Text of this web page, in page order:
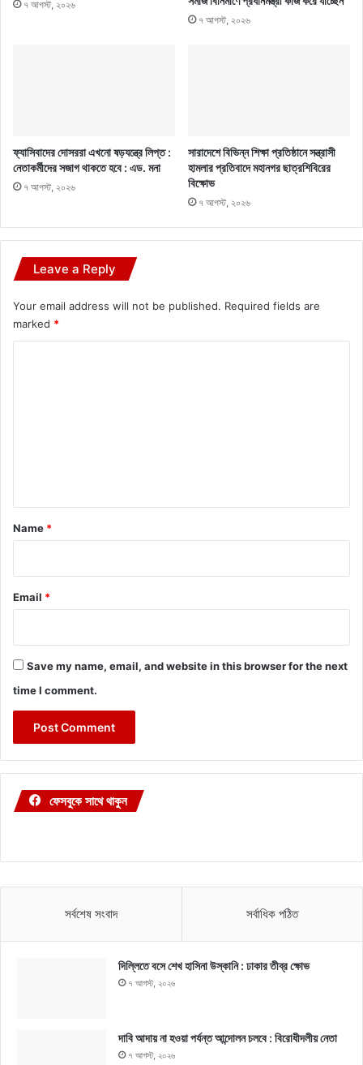
৭ আগস্ট, ২০২৬
৭ আগস্ট, ২০২৬
ফ্যাসিবাদের দোসররা এখনো ষড়যন্ত্রে লিপ্ত :
নেতাকর্মীদের সজাগ থাকতে হবে : এড. মনা
৭ আগস্ট, ২০২৬
সারাদেশে বিভিন্ন শিক্ষা প্রতিষ্ঠানে সন্ত্রাসী
হামলার প্রতিবাদে মহানগর ছাত্রশিবিরের
বিক্ষোভ
৭ আগস্ট, ২০২৬
Leave a Reply
Your email address will not be published. Required fields are
marked *
*
Name *
Email *
Save my name, email, and website in this browser for the next
time I comment.
ফেসবুকে সাথে থাকুন
সর্বশেষ সংবাদ সর্বাধিক পঠিত
দিল্লিতে বসে শেখ হাসিনা উস্কানি : ঢাকার তীব্র ক্ষোভ
৭ আগস্ট, ২০২৬
দাবি আদায় না হওয়া পর্যন্ত আন্দোলন চলবে : বিরোধীদলীয় নেতা
৭ আগস্ট, ২০২৬